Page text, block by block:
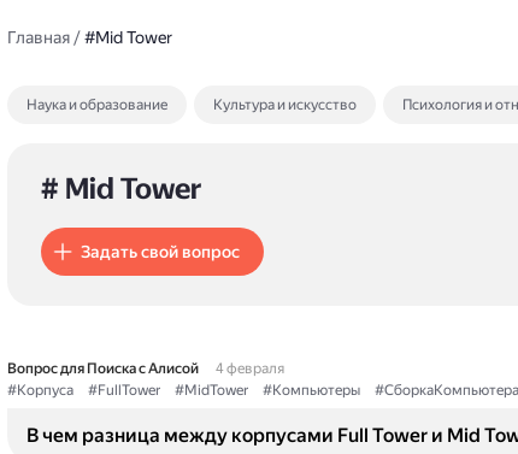
Главная/#Mid Tower
Наука и образование Культура и искусство Психология и
# Mid Tower
Задать свой вопрос
Вопрос для Поиска с Алисой
4 февраля
#Корпуса
#FullTower #MidTower #Компьютеры #СборкаКомпьютера
В чем разница между корпусами Full Tower и Mid